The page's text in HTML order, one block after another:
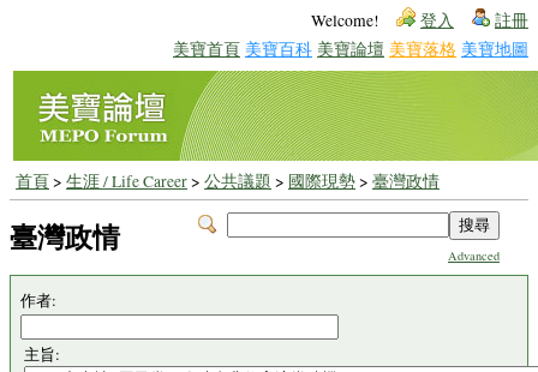
Welcome! 登入 註冊
美寶首頁 美寶百科 美寶論壇 美寶落格 美寶地圖
首頁> 生涯 / Life Career> 公共議題 > 國際現勢> 臺灣政情
Advanced
臺灣政情
作者:
主旨: